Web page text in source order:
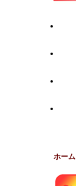
ホーム